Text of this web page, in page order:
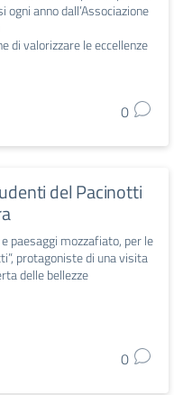
anno dall’Associazione
di valorizzare le eccellenze
0
del Pacinotti
paesaggi mozzafiato, per le
protagoniste di una visita
delle bellezze
0